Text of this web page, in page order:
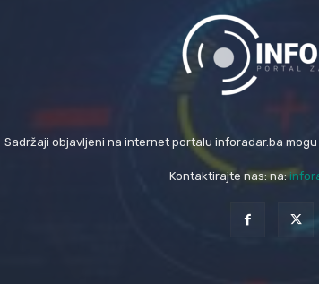
Sadržaji objavljeni na internet portalu inforadar.ba
Kontaktirajte nas: na: